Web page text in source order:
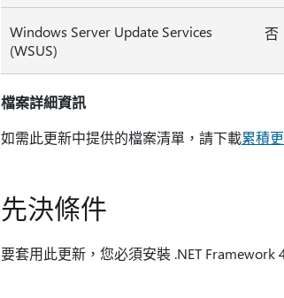
Windows Server Update Services
(WSUS)
否
檔案詳細資訊
如需此更新中提供的檔案清單，請下載累積
先決條件
要套用此更新，您必須安裝 .NET Framework